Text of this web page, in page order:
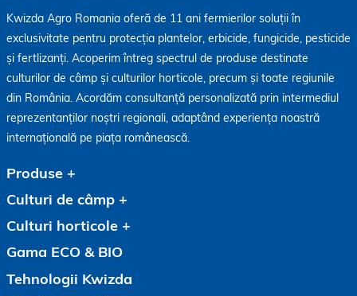
Kwizda Agro Romania oferă de 11 ani fermierilor soluții în
exclusivitate pentru protecția plantelor, erbicide, fungicide, pesticide
și fertlizanți. Acoperim întreg spectrul de produse destinate
culturilor de câmp și culturilor horticole, precum și toate regiunile
din România. Acordăm consultanță personalizată prin intermediul
reprezentanților noștri regionali, adaptând experiența noastră
internațională pe piața românească.
Produse
Culturi de câmp
Culturi horticole
Gama ECO & BIO
Tehnologii Kwizda